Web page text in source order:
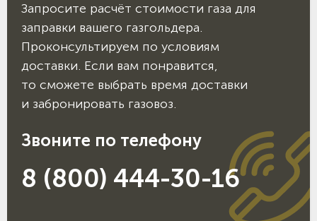
Запросите расчёт стоимости газа для
заправки вашего газгольдера.
Проконсультируем по условиям
доставки. Если вам понравится,
то сможете выбрать время доставки
и забронировать газовоз.
Звоните по телефону
8 (800) 444-30-16